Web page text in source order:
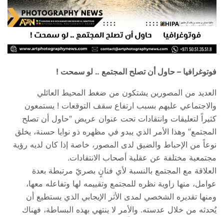
فوتوغرافيا – حاول أن تصلح المجتمع .. لو سمحت !
العديد من المصورين يشتكون من ضغط المحيط العائلي
والاجتماعي عليهم بسبب ارتفاع سقف التوقعات ! يستمعون
كثيراً لتعليقات وانتقادات تحت عنوان عريض “حاول أن تصلح
المجتمع” وهذا الأمر الذي يبدو في مظهره ذو نوايا حسنة، يخلق
نوعاً من الإحباط والضيق لدى المصور، خاصة إذا كان لديه رؤية
مجتمعية مختلفة عن عقلية أصحاب الانتقادات.
العلاقة مع المجتمع بالنسبة لأي فنانٍ بصريّ مرتبطة بعدة
عوامل، منها زاوية نظره للمجتمع وتقييمه لها وتفاعله معها،
ومنها تقديره الشخصي لمدى الأثر الإيجابي الذي يستطيع أن
يُحدثه من خلال عدسته. والأمر لا ينتهي بهذه البساطة، فهناك